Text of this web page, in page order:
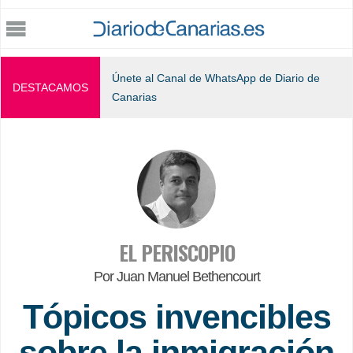
DESTACAMOS
Únete al Canal de WhatsApp de Diario de
Canarias
EL PERISCOPIO
Por Juan Manuel Bethencourt
Tópicos invencibles